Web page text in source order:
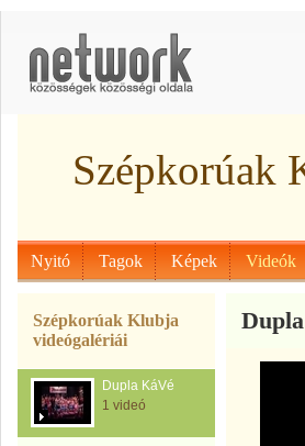
Szépkorúak
Nyitó Tagok Képek Videók
Szépkorúak Klubja
videógalériái
Dupla KáVé
1 videó